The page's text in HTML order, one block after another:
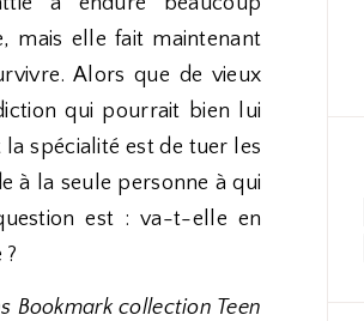
mais elle fait maintenant
Alors que de vieux
qui pourrait bien lui
spécialité est de tuer les
à la seule personne à qui
est : va-t-elle en
Bookmark collection Teen